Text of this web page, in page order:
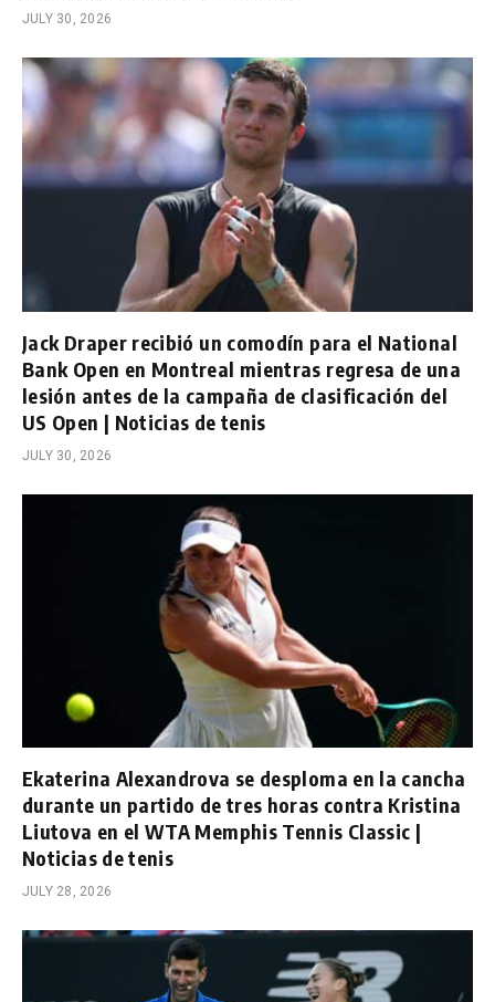
JULY 30, 2026
Jack Draper recibió un comodín para el National
Bank Open en Montreal mientras regresa de una
lesión antes de la campaña de clasificación del
US Open | Noticias de tenis
JULY 30, 2026
Ekaterina Alexandrova se desploma en la cancha
durante un partido de tres horas contra Kristina
Liutova en el WTA Memphis Tennis Classic |
Noticias de tenis
JULY 28, 2026